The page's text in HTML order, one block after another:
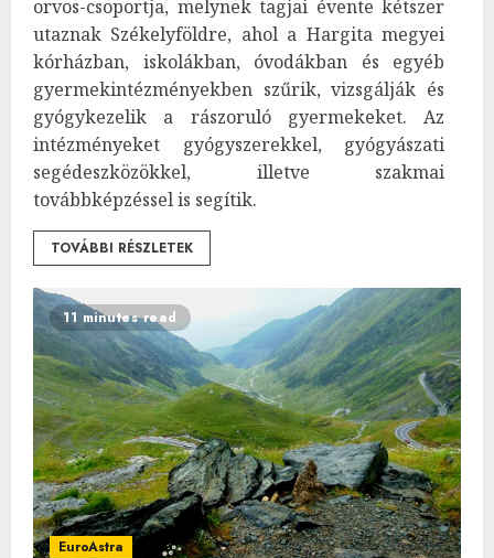
orvos-csoportja, melynek tagjai évente kétszer
utaznak Székelyföldre, ahol a Hargita megyei
kórházban, iskolákban, óvodákban és egyéb
gyermekintézményekben szűrik, vizsgálják és
gyógykezelik a rászoruló gyermekeket. Az
intézményeket gyógyszerekkel, gyógyászati
segédeszközökkel, illetve szakmai
továbbképzéssel is segítik.
TOVÁBBI RÉSZLETEK
11 minutes read
EuroAstra